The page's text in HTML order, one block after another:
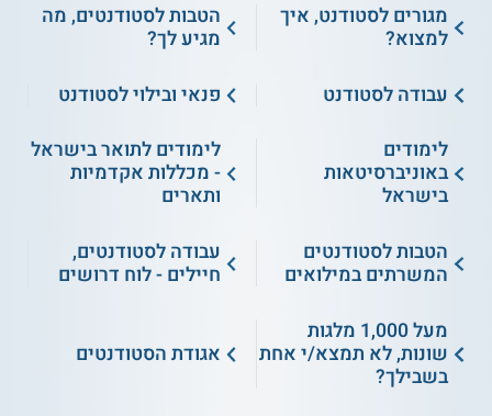
מגורים לסטודנט, איך
למצוא?
הטבות לסטודנטים, מה
מגיע לך?
עבודה לסטודנט
פנאי ובילוי לסטודנט
לימודים
באוניברסיטאות
בישראל
לימודים לתואר בישראל
- מכללות אקדמיות
ותארים
הטבות לסטודנטים
המשרתים במילואים
עבודה לסטודנטים,
חיילים - לוח דרושים
מעל 1,000 מלגות
שונות, לא תמצא/י אחת
בשבילך?
אגודת הסטודנטים